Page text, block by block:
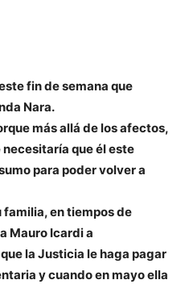
fin de semana que
Nara.
más allá de los afectos,
que él este
para poder volver a
familia, en tiempos de
Mauro Icardi a
la Justicia le haga pagar
y cuando en mayo ella